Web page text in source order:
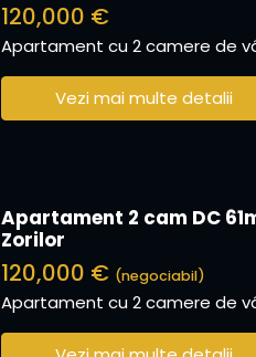
120,000 €
Apartament cu 2 camere de
Vezi mai multe detalii
Apartament 2 cam DC
Zorilor
120,000 € (negociabil)
Apartament cu 2 camere de